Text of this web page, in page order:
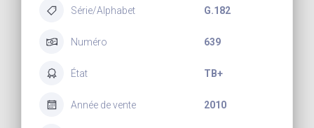
Série/Alphabet G.182
Numéro 639
État TB+
Année de vente 2010